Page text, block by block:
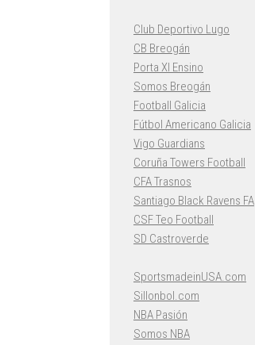
Club Deportivo Lugo
CB Breogán
Porta XI Ensino
Somos Breogán
Football Galicia
Fútbol Americano Galicia
Vigo Guardians
Coruña Towers Football
CFA Trasnos
Santiago Black Ravens FA
CSF Teo Football
SD Castroverde
SportsmadeinUSA.com
Sillonbol.com
NBA Pasión
Somos NBA